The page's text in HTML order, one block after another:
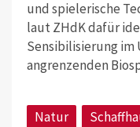
und spielerische
laut ZHdK dafür
Sensibilisierung im
angrenzenden
Natur